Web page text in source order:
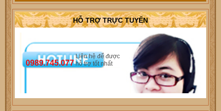
HỖ TRỢ TRỰC TUYẾN
0989.745.077
Liên hệ để được
hỗ trợ tốt nhất